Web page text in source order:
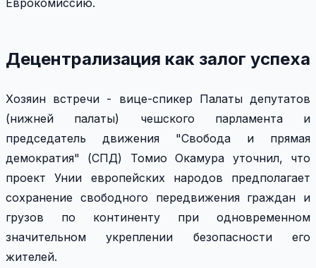
Децентрализация как залог успеха
Хозяин встречи - вице-спикер Палаты депутатов
(нижней палаты) чешского парламента и
председатель движения "Свобода и прямая
демократия" (СПД) Томио Окамура уточнил, что
проект Унии европейских народов предполагает
сохранение свободного передвижения граждан и
грузов по континенту при одновременном
значительном укреплении безопасности его
жителей.